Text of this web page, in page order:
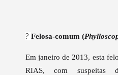
? Felosa-comum (
Em janeiro de 2013, esta
RIAS, com suspeitas